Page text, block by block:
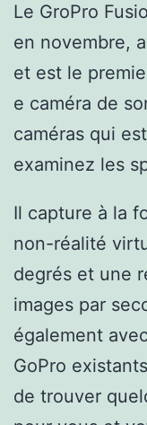
Le GroPro
en novembre,
et est le
e caméra de
caméras qui
examinez les
Il capture à la
non-réalité
degrés et une
images par
également
GoPro
de trouver